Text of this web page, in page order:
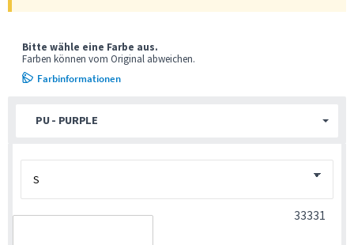
PU - PURPLE
Bitte wähle eine Farbe aus.
Farben können vom Original abweichen.
Farbinformationen
33331